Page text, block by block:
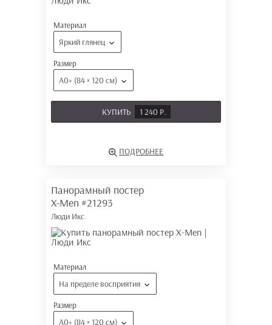
Материал
Яркий глянец
Размер
А0+ (84 × 120 см)
КУПИТЬ 1 240 Р.
ПОДРОБНЕЕ
Панорамный постер
X-Men #21293
Люди Икс
Материал
На пределе восприятия
Размер
А0+ (84 × 120 см)